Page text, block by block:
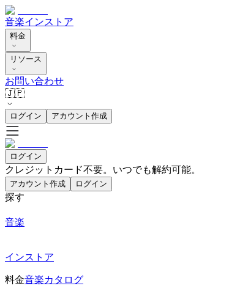
音楽インストア
料金
リソース
お問い合わせ
🇯🇵
ログイン アカウント作成
ログイン
クレジットカード不要。いつでも解約可能。
アカウント作成 ログイン
探す
音楽
インストア
料金音楽カタログ